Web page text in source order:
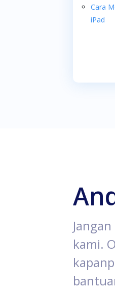
Cara
iPad
kami.